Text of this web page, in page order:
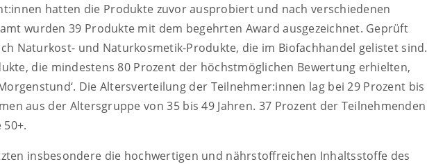
hatten die Produkte zuvor ausprobiert und nach verschiedenen
wurden 39 Produkte mit dem begehrten Award ausgezeichnet. Geprüft
Naturkost- und Naturkosmetik-Produkte, die im Biofachhandel gelistet sind.
die mindestens 80 Prozent der höchstmöglichen Bewertung erhielten,
Die Altersverteilung der Teilnehmer:innen lag bei 29 Prozent bis
aus der Altersgruppe von 35 bis 49 Jahren. 37 Prozent der Teilnehmenden
insbesondere die hochwertigen und nährstoffreichen Inhaltsstoffe des